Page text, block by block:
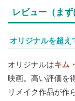
レビュー（まず
オリジナルを超え
オリジナルはキム
映画。高い評価を
リメイク作品が作